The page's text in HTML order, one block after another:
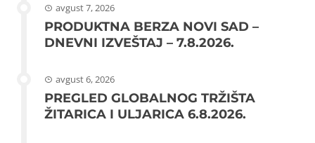
avgust 7, 2026
PRODUKTNA BERZA NOVI SAD –
DNEVNI IZVEŠTAJ – 7.8.2026.
avgust 6, 2026
PREGLED GLOBALNOG TRŽIŠTA
ŽITARICA I ULJARICA 6.8.2026.